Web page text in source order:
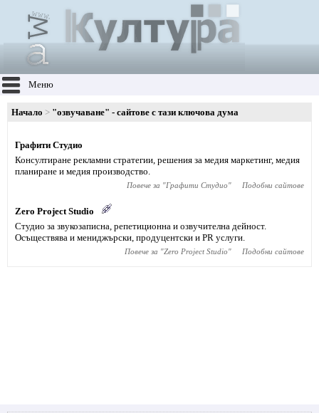
Меню
Начало "озвучаване" - сайтове с тази ключова дума
Графити Студио
Консултиране рекламни стратегии, решения за медия маркетинг, медия
планиране и медия производство.
Повече за "Графити Студио" Подобни сайтове
Zero Project Studio
Студио за звукозаписна, репетиционна и озвучителна дейност.
Осъществява и мениджърски, продуцентски и PR услуги.
Повече за "Zero Project Studio" Подобни сайтове